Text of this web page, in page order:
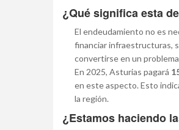
¿Qué significa esta
El endeudamiento no es
financiar infraestructuras,
convertirse en un
En 2025, Asturias pagará
en este aspecto. Esto
la región.
¿Estamos haciendo